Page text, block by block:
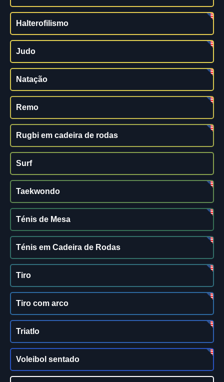
Halterofilismo
Judo
Natação
Remo
Rugbi em cadeira de rodas
Surf
Taekwondo
Ténis de Mesa
Ténis em Cadeira de Rodas
Tiro
Tiro com arco
Triatlo
Voleibol sentado